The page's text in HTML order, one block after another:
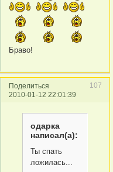
Браво!
Поделиться
107
2010-01-12 22:01:39
одарка
написал(а):
Ты спать
ложилась...